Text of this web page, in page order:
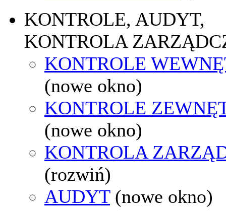
KONTROLE, AUDYT,
KONTROLA
KONTROLE
(nowe okno)
KONTROLE
(nowe okno)
KONTROLA
(rozwiń)
AUDYT (nowe okno)